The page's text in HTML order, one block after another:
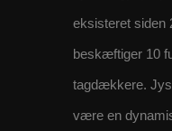
eksisteret siden
beskæftiger 10
tagdækkere.
være en